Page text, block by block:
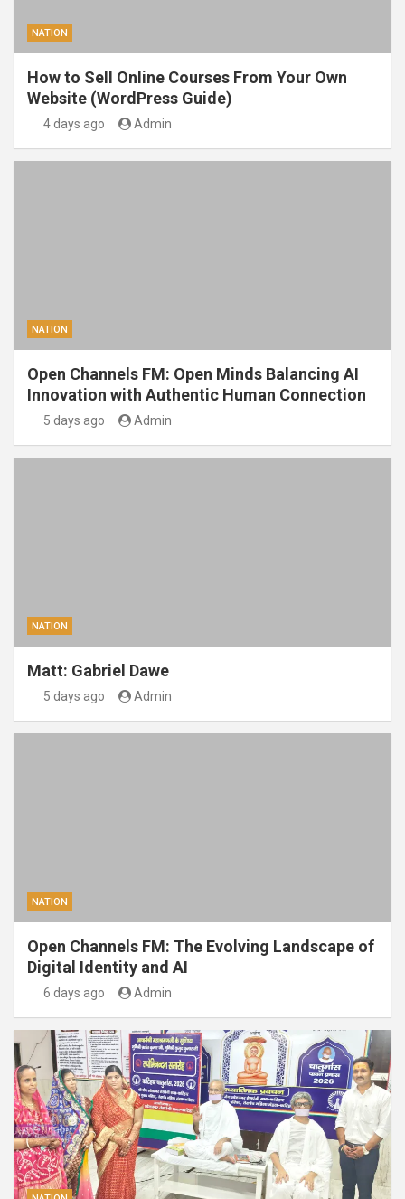
NATION
How to Sell Online Courses From Your Own
Website (WordPress Guide)
4 days ago Admin
NATION
Open Channels FM: Open Minds Balancing AI
Innovation with Authentic Human Connection
5 days ago Admin
NATION
Matt: Gabriel Dawe
5 days ago Admin
NATION
Open Channels FM: The Evolving Landscape of
Digital Identity and AI
6 days ago Admin